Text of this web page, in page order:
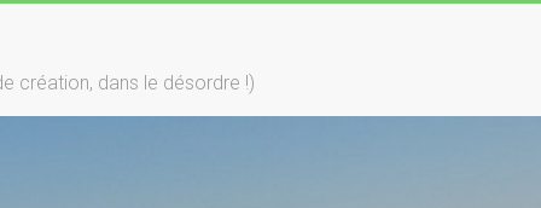
création, dans le désordre !)